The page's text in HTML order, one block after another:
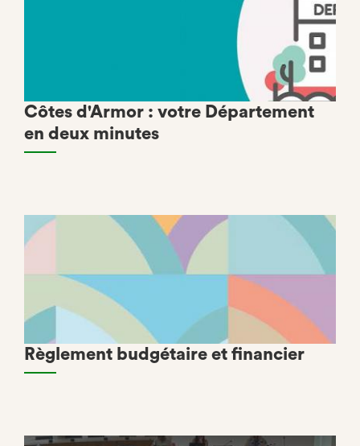
Côtes d'Armor : votre Département
en deux minutes
Règlement budgétaire et financier